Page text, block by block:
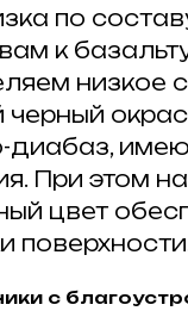
по
к
низкое
черный
диабаз,
При этом
цвет
с